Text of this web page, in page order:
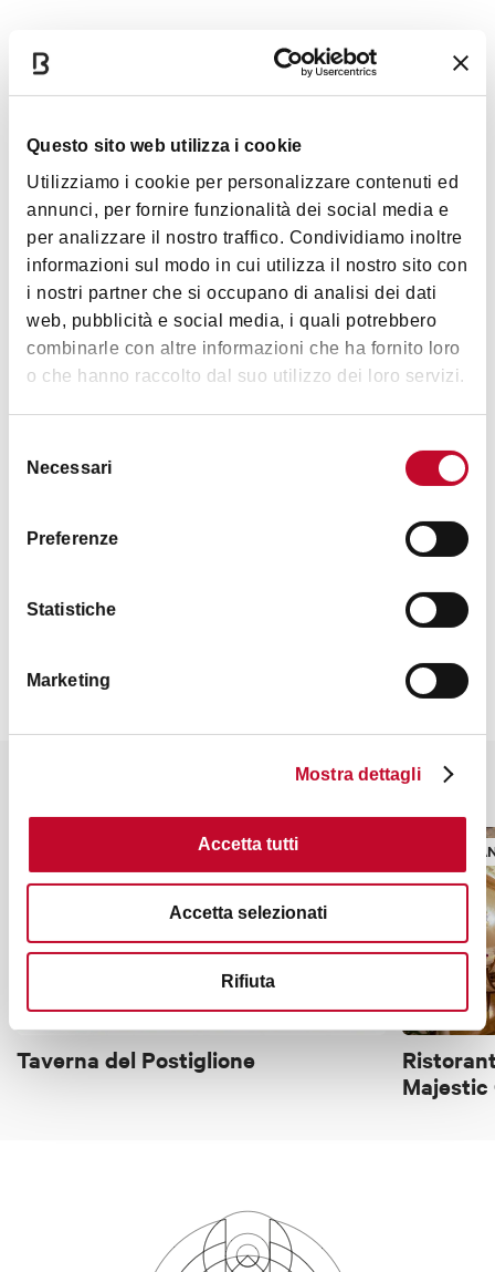
Questo sito web utilizza i cookie
Utilizziamo i cookie per personalizzare contenuti ed
annunci, per fornire funzionalità dei social media e
per analizzare il nostro traffico. Condividiamo inoltre
informazioni sul modo in cui utilizza il nostro sito con
i nostri partner che si occupano di analisi dei dati
web, pubblicità e social media, i quali potrebbero
combinarle con altre informazioni che ha fornito loro
o che hanno raccolto dal suo utilizzo dei loro servizi.
delNecessari
Preferenze
Statistiche
Marketing
Mostra dettagli
Accetta tutti
Accetta selezionati
Rifiuta
Dettagli
Servizi
Aria condizionata
Giardino/dehor
Parcheggio privato
Wi-fi
Menù per vegetariani/vegani
Carta dei vini
Musica dal vivo
Locale storico
Personale multilingue
Romantico
Specialità
Mostra altro
Orari
dal Martedì al Sabato dalle 19.30 alle 23.30
Potrebbe interessarti anche
Taverna del Postiglione
Majestic